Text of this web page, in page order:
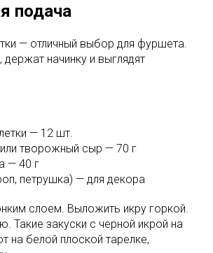
подача
— отличный выбор для фуршета.
начинку и выглядят
— 12 шт.
творожный сыр — 70 г
— 40 г
петрушка) — для декора
слоем. Выложить икру горкой.
Такие закуски с черной икрой на
на белой плоской тарелке,